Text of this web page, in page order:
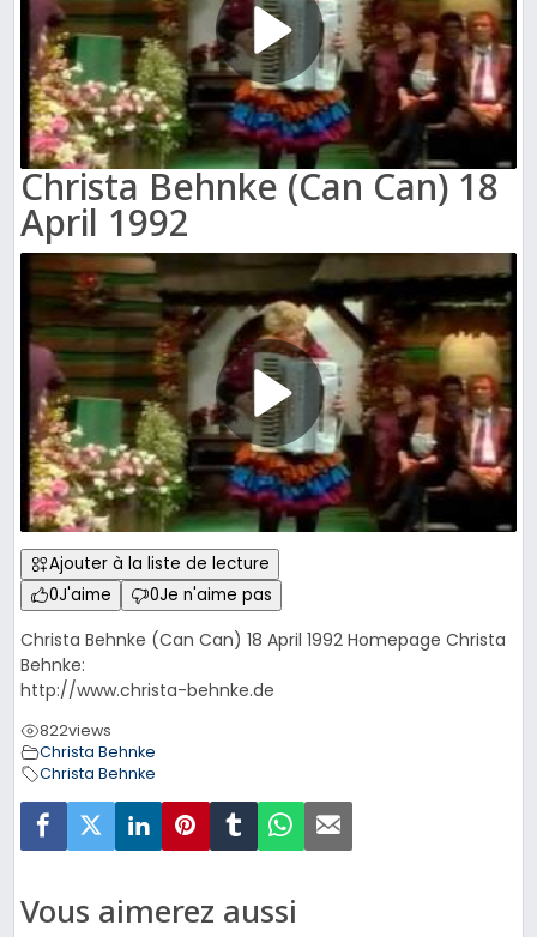
Christa Behnke (Can Can) 18
April 1992
Ajouter à la liste de lecture
0J'aime 0Je n'aime pas
Christa Behnke (Can Can) 18 April 1992 Homepage Christa
Behnke:
http://www.christa-behnke.de
822views
Christa Behnke
Christa Behnke
Vous aimerez aussi